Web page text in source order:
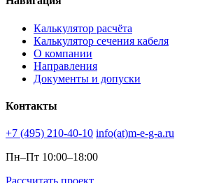
Калькулятор расчёта
Калькулятор сечения кабеля
О компании
Направления
Документы и допуски
Контакты
+7 (495) 210-40-10 info(at)m-e-g-a.ru
Пн–Пт 10:00–18:00